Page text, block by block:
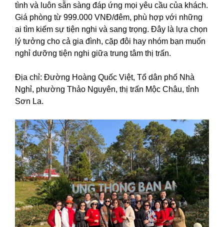
tình và luôn sẵn sàng đáp ứng mọi yêu cầu của khách.
Giá phòng từ 999.000 VNĐ/đêm, phù hợp với những
ai tìm kiếm sự tiện nghi và sang trọng. Đây là lựa chọn
lý tưởng cho cả gia đình, cặp đôi hay nhóm bạn muốn
nghỉ dưỡng tiện nghi giữa trung tâm thị trấn.
Địa chỉ: Đường Hoàng Quốc Việt, Tổ dân phố Nhà
Nghỉ, phường Thảo Nguyên, thị trấn Mộc Châu, tỉnh
Sơn La.